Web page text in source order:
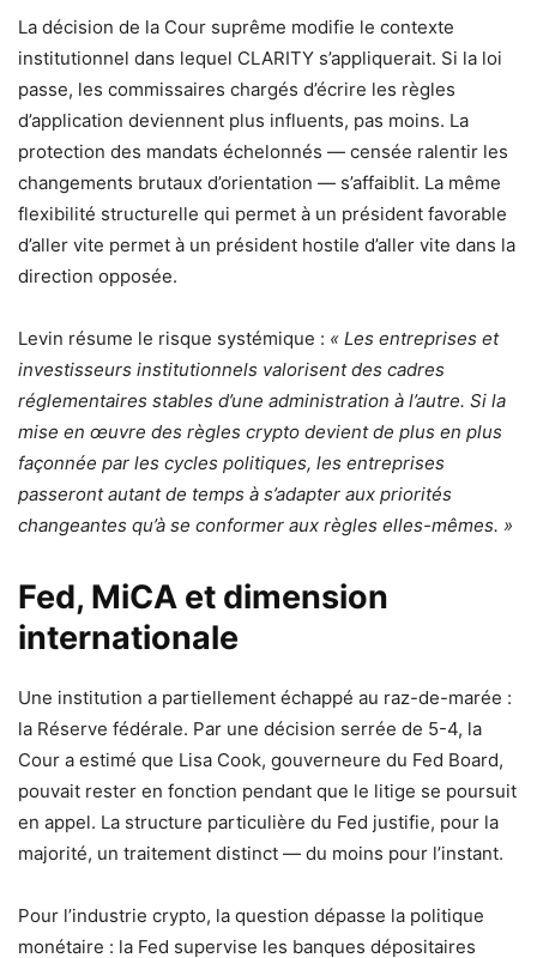
La décision de la Cour suprême modifie le contexte
institutionnel dans lequel CLARITY s’appliquerait. Si la loi
passe, les commissaires chargés d’écrire les règles
d’application deviennent plus influents, pas moins. La
protection des mandats échelonnés — censée ralentir les
changements brutaux d’orientation — s’affaiblit. La même
flexibilité structurelle qui permet à un président favorable
d’aller vite permet à un président hostile d’aller vite dans la
direction opposée.
Levin résume le risque systémique : « Les entreprises et
investisseurs institutionnels valorisent des cadres
réglementaires stables d’une administration à l’autre. Si la
mise en œuvre des règles crypto devient de plus en plus
façonnée par les cycles politiques, les entreprises
passeront autant de temps à s’adapter aux priorités
changeantes qu’à se conformer aux règles elles-mêmes. »
Fed, MiCA et dimension
internationale
Une institution a partiellement échappé au raz-de-marée :
la Réserve fédérale. Par une décision serrée de 5-4, la
Cour a estimé que Lisa Cook, gouverneure du Fed Board,
pouvait rester en fonction pendant que le litige se poursuit
en appel. La structure particulière du Fed justifie, pour la
majorité, un traitement distinct — du moins pour l’instant.
Pour l’industrie crypto, la question dépasse la politique
monétaire : la Fed supervise les banques dépositaires